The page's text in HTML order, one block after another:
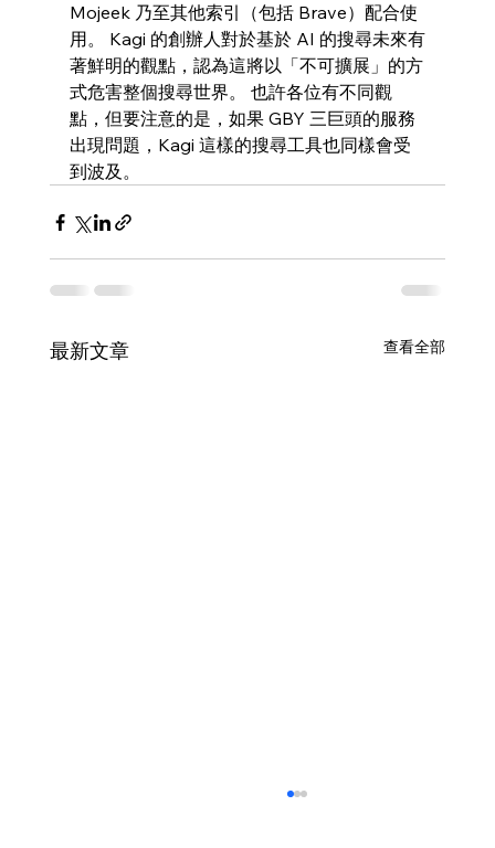
Mojeek 乃至其他索引（包括 Brave）配合使
用。 Kagi 的創辦人對於基於 AI 的搜尋未來有
著鮮明的觀點，認為這將以「不可擴展」的方
式危害整個搜尋世界。 也許各位有不同觀
點，但要注意的是，如果 GBY 三巨頭的服務
出現問題，Kagi 這樣的搜尋工具也同樣會受
到波及。
最新文章 查看全部